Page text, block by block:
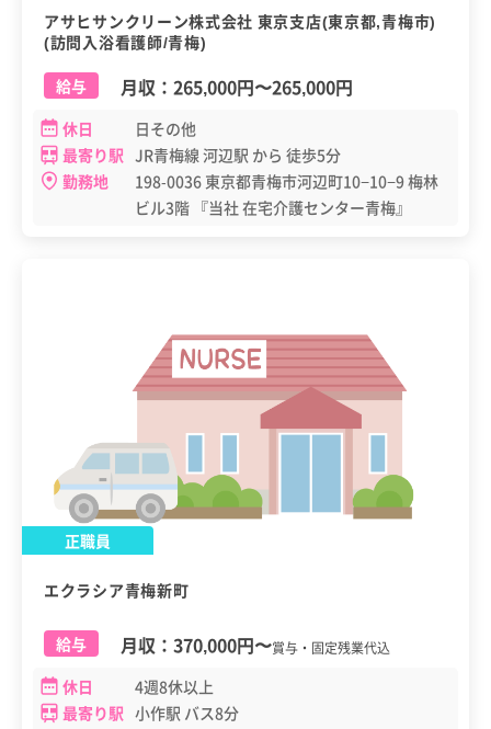
アサヒサンクリーン株式会社 東京支店(東京都,青梅市)
(訪問入浴看護師/青梅)
給与
月収： 265,000円〜265,000円
休日
日その他
最寄り駅 JR青梅線 河辺駅 から 徒歩5分
勤務地
198-0036 東京都青梅市河辺町10−10−9 梅林
ビル3階 『当社 在宅介護センター青梅』
正職員
エクラシア青梅新町
給与 月収： 370,000円〜賞与・固定残業代込
休日
4週8休以上
最寄り駅 小作駅 バス8分